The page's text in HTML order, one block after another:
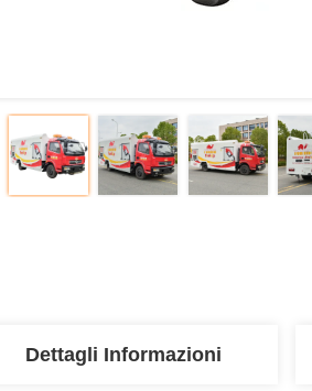
Dettagli Informazioni